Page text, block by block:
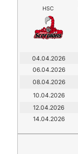
HSC
04.04.2026
06.04.2026
08.04.2026
10.04.2026
12.04.2026
14.04.2026